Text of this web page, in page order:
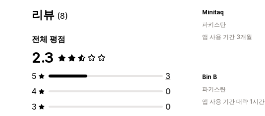
리뷰 (8)
전체 평점
2.3
5
3
4
0
3
0
Minitaq
파키스탄
앱 사용 기간 3개월
Bin B
파키스탄
앱 사용 기간 대략 1시간